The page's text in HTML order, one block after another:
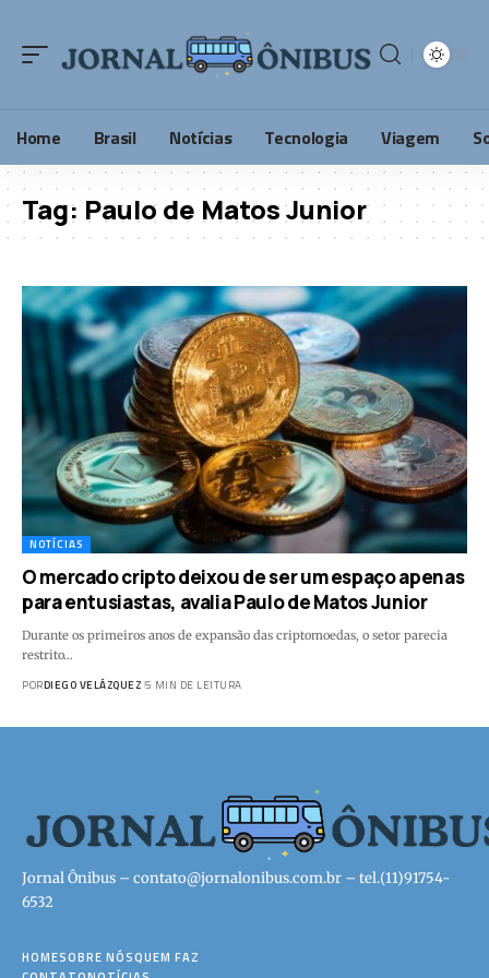
Home Brasil Notícias Tecnologia Viagem
Tag: Paulo de Matos Junior
NOTÍCIAS
O mercado cripto deixou de ser um espaço apenas
para entusiastas, avalia Paulo de Matos Junior
Durante os primeiros anos de expansão das criptomoedas, o setor parecia
restrito…
PORDIEGO VELÁZQUEZ 5 MIN DE LEITURA
Jornal Ônibus – contato@jornalonibus.com.br – tel.(11)91754-
6532
HOMESOBRE NÓSQUEM FAZ